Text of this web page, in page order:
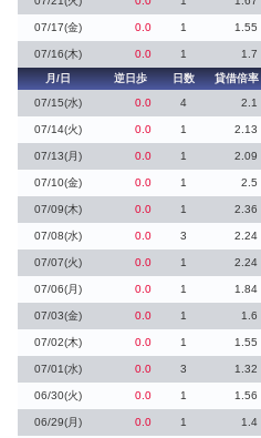
07/17(金) 0.0 1 1.55
07/16(木) 0.0 1 1.7
月/日
逆日歩 日数 貸借倍率
07/15(水)
0.0 4 2.1
07/14(火) 0.0 1 2.13
07/13(月) 0.0 1 2.09
07/10(金) 0.0 1 2.5
07/09(木) 0.0 1 2.36
07/08(水) 0.0 3 2.24
07/07(火) 0.0 1 2.24
07/06(月) 0.0 1 1.84
07/03(金) 0.0 1 1.6
07/02(木) 0.0 1 1.55
07/01(水) 0.0 3 1.32
06/30(火) 0.0 1 1.56
06/29(月) 0.0 1 1.4